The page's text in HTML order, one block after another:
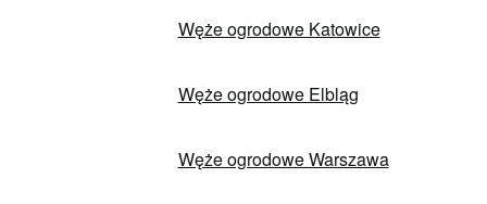
Węże ogrodowe Katowice
Węże ogrodowe Elbląg
Węże ogrodowe Warszawa